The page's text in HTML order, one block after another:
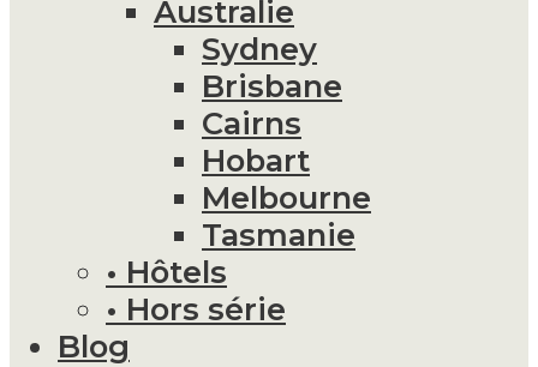
Australie
Sydney
Brisbane
Cairns
Hobart
Melbourne
Tasmanie
• Hôtels
• Hors série
Blog